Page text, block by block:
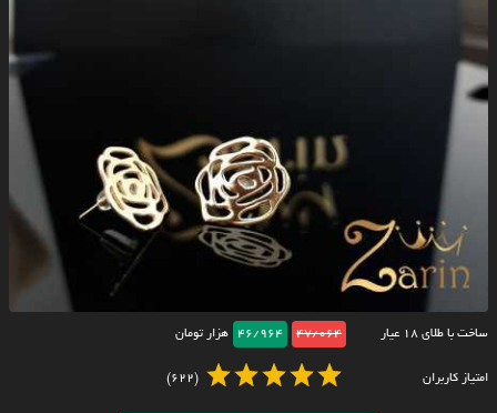
ساخت با طلای ۱۸ عیار 47/064
46/964 هزار تومان
امتیاز کاربران (622)